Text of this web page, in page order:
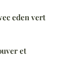
eden vert
et